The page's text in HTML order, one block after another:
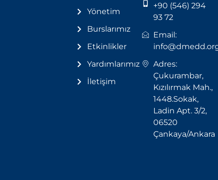
Yönetim
Burslarımız
Etkinlikler
Yardımlarımız
İletişim
+90 (546) 294
93 72
Email:
Adres:
Çukurambar,
Kızılırmak Mah.,
1448.Sokak,
Ladin Apt. 3/2,
06520
Çankaya/Ankara